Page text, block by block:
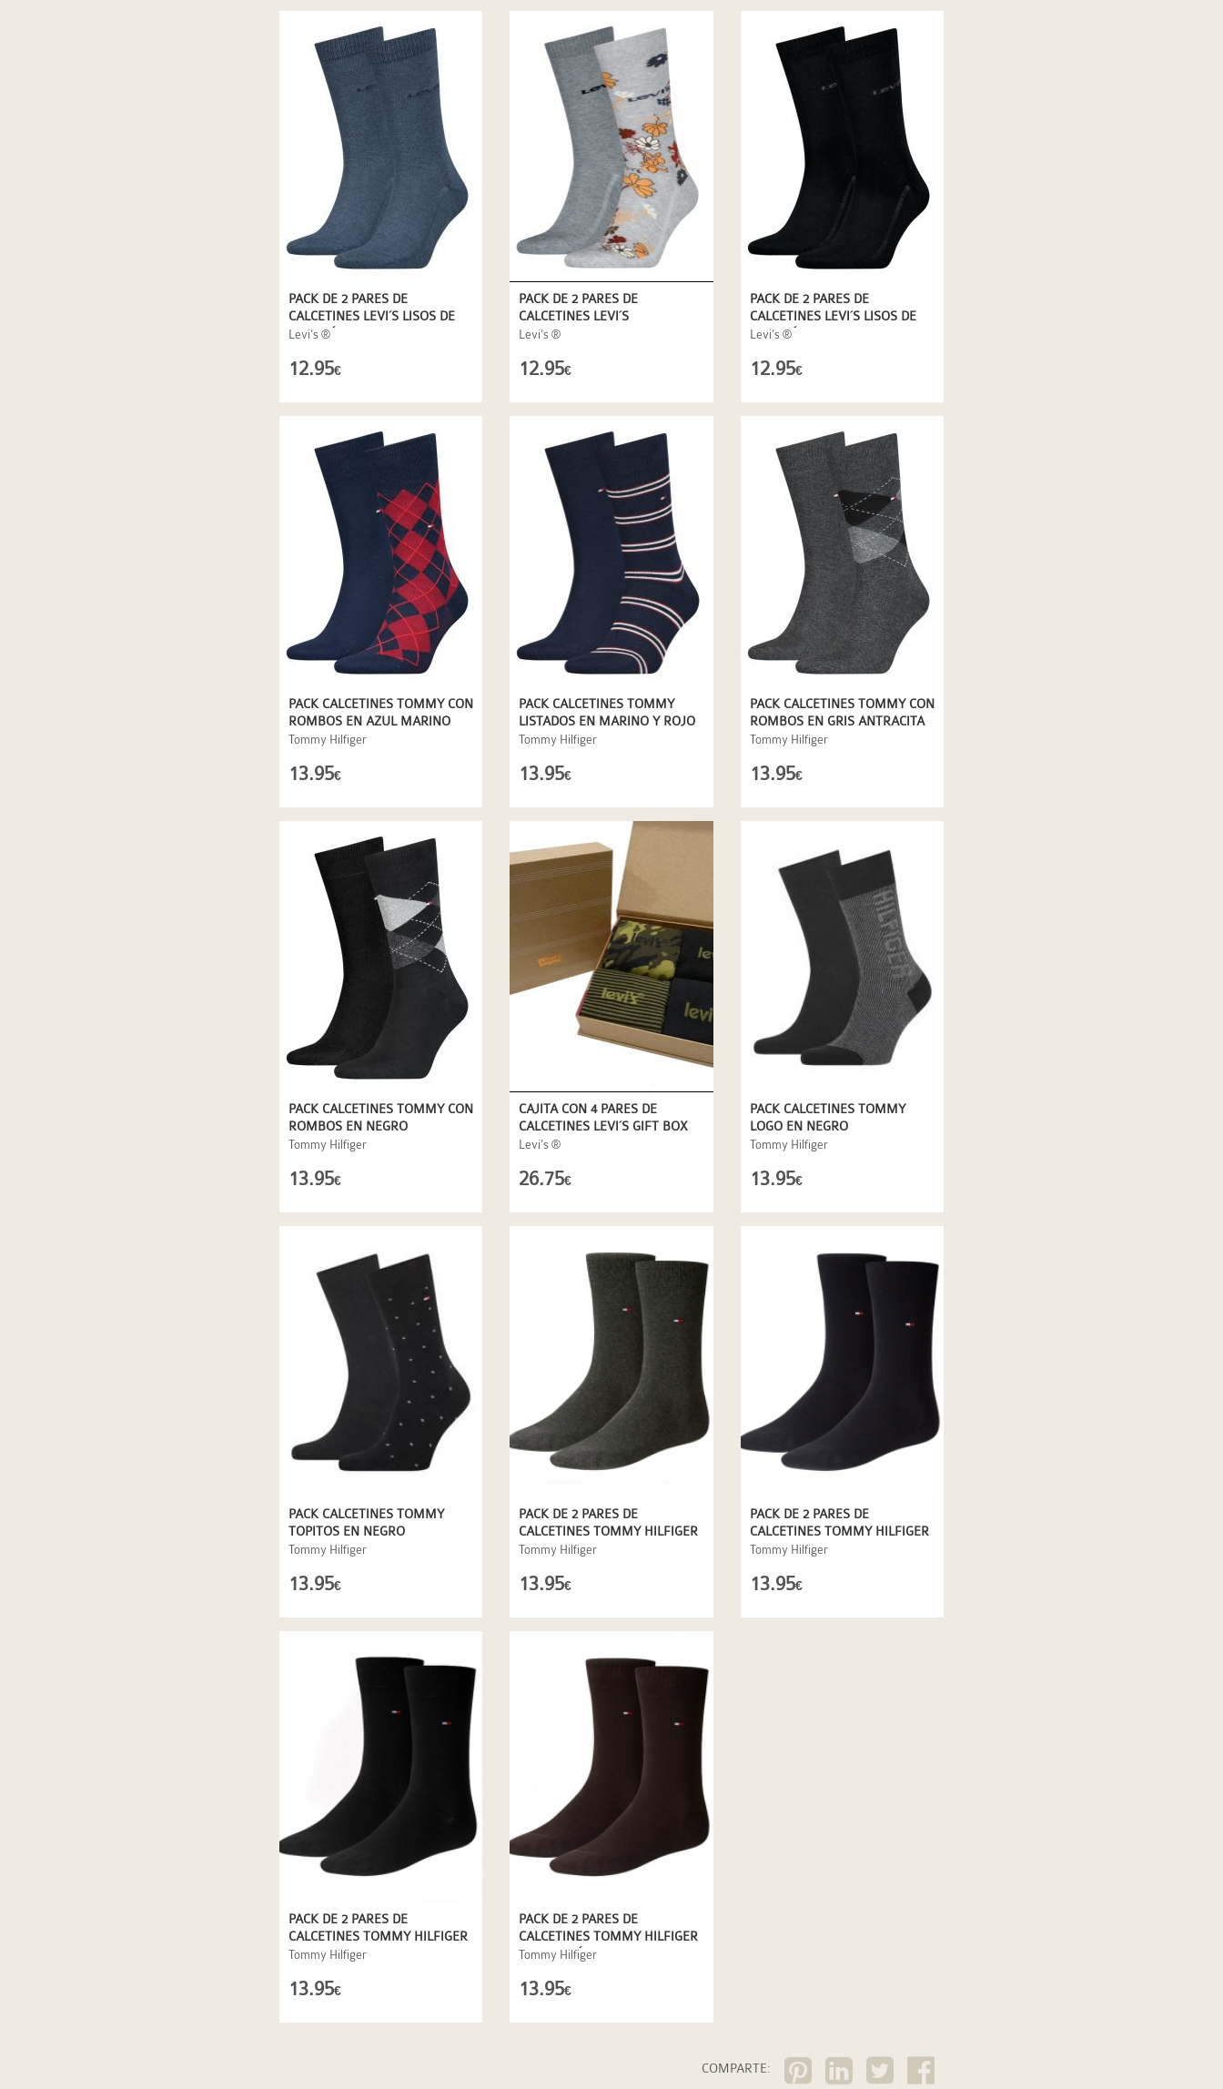
PACK DE 2 PARES DE
CALCETINES LEVI´S LISOS DE
ALGODÓN Y LYOCELL (TENCEL)
Levi's ®
12.95€
PACK DE 2 PARES DE
CALCETINES LEVI´S
ESTAMPADOS EN GRIS
Levi's ®
12.95€
PACK DE 2 PARES DE
CALCETINES LEVI´S LISOS DE
ALGODÓN Y LYOCELL (TENCEL)
Levi's ®
12.95€
PACK CALCETINES TOMMY CON
ROMBOS EN AZUL MARINO
Tommy Hilfiger
13.95€
PACK CALCETINES TOMMY
LISTADOS EN MARINO Y ROJO
Tommy Hilfiger
13.95€
PACK CALCETINES TOMMY CON
ROMBOS EN GRIS ANTRACITA
Tommy Hilfiger
13.95€
PACK CALCETINES TOMMY CON
ROMBOS EN NEGRO
Tommy Hilfiger
13.95€
CAJITA CON 4 PARES DE
CALCETINES LEVI´S GIFT BOX
EN VERDE OLIVA
Levi's ®
26.75€
PACK CALCETINES TOMMY
LOGO EN NEGRO
Tommy Hilfiger
13.95€
PACK CALCETINES TOMMY
TOPITOS EN NEGRO
Tommy Hilfiger
13.95€
PACK DE 2 PARES DE
CALCETINES TOMMY HILFIGER
EN GRIS ANTRACITA
Tommy Hilfiger
13.95€
PACK DE 2 PARES DE
CALCETINES TOMMY HILFIGER
EN MARINO
Tommy Hilfiger
13.95€
PACK DE 2 PARES DE
CALCETINES TOMMY HILFIGER
EN NEGRO
Tommy Hilfiger
13.95€
PACK DE 2 PARES DE
CALCETINES TOMMY HILFIGER
EN MARRÓN
Tommy Hilfiger
13.95€
COMPARTE: